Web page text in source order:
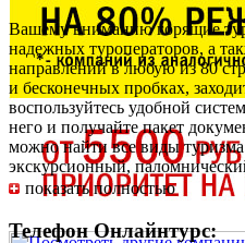
Вашему вниманию горящие
надежных туроператоров, а
направлений в любую из 80
и бесконечных пробках,
воспользуйтесь удобной
него и получайте пакет
можно найти все виды
экскурсионный,
свадебных путешествий,
сервиса работает круглые
информацию относительно
показать полностью
Телефон Онлайнтурс: